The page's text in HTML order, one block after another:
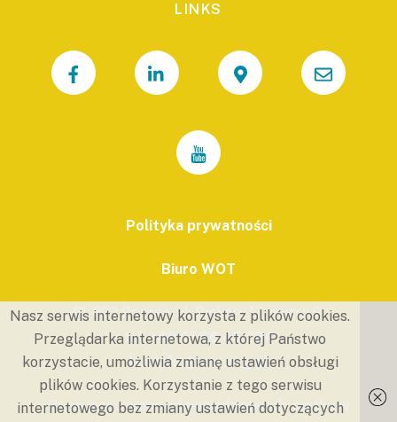
LINKS
Polityka prywatności
Biuro WOT
61-823 Poznań, ul. Piekary 17, piętro 9.
tel.+48 61 66 45 234
kontakt@wot.org.pl
Biuro jest czynne od poniedziałku do piątku w
Nasz serwis internetowy korzysta z plików cookies.
Przeglądarka internetowa, z której Państwo
korzystacie, umożliwia zmianę ustawień obsługi
plików cookies. Korzystanie z tego serwisu
internetowego bez zmiany ustawień dotyczących